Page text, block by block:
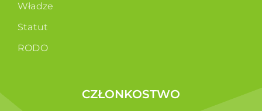
Władze
Statut
RODO
CZŁONKOSTWO